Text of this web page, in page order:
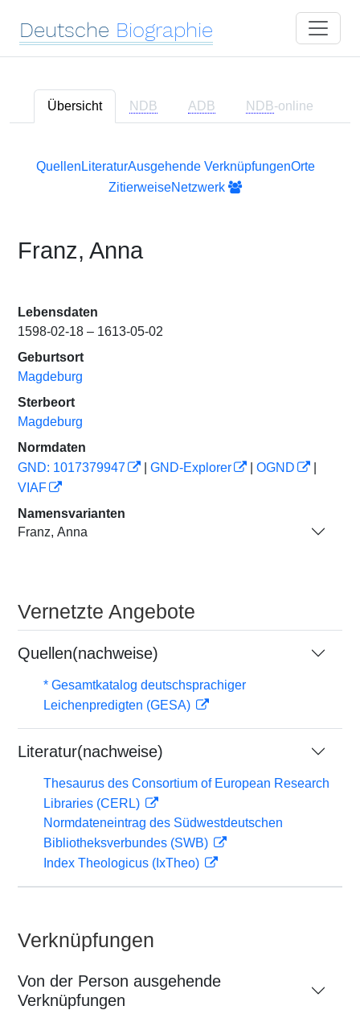
Deutsche Biographie
Übersicht NDB ADB NDB-online
Quellen LiteraturAusgehende VerknüpfungenOrte
ZitierweiseNetzwerk
Franz, Anna
Lebensdaten
1598-02-18 – 1613-05-02
Geburtsort
Magdeburg
Sterbeort
Magdeburg
Normdaten
GND: 1017379947
GND-Explorer OGND
VIAF
Namensvarianten
Franz, Anna
Vernetzte Angebote
Quellen(nachweise)
* Gesamtkatalog deutschsprachiger
Leichenpredigten (GESA)
Literatur(nachweise)
Thesaurus des Consortium of European Research
Libraries (CERL)
Normdateneintrag des Südwestdeutschen
Bibliotheksverbundes (SWB)
Index Theologicus (IxTheo)
Verknüpfungen
Von der Person ausgehende
Verknüpfungen